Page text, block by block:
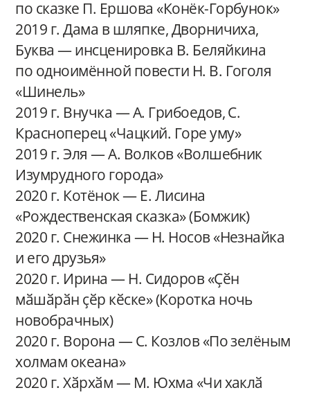
по сказке П. Ершова «Конёк-Горбунок»
2019 г. Дама в шляпке, Дворничиха,
Буква — инсценировка В. Беляйкина
по одноимённой повести Н. В. Гоголя
«Шинель»
2019 г. Внучка — А. Грибоедов, С.
Красноперец «Чацкий. Горе уму»
2019 г. Эля — А. Волков «Волшебник
Изумрудного города»
2020 г. Котёнок — Е. Лисина
«Рождественская сказка» (Бомжик)
2020 г. Снежинка — Н. Носов «Незнайка
и его друзья»
2020 г. Ирина — Н. Сидоров «Ҫӗн
мӑшӑрӑн ҫӗр кӗске» (Коротка ночь
новобрачных)
2020 г. Ворона — С. Козлов «По зелёным
холмам океана»
2020 г. Хӑрхӑм — М. Юхма «Чи хаклӑ